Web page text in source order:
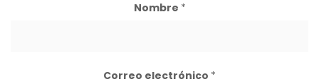
Nombre *
Correo electrónico *